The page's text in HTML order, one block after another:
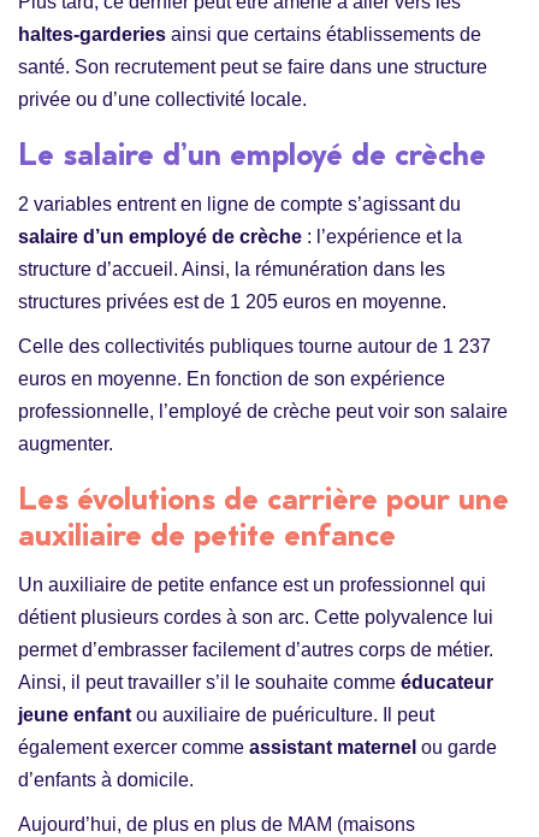
haltes-garderies ainsi que certains établissements de
santé. Son recrutement peut se faire dans une structure
privée ou d’une collectivité locale.
Le salaire d’un employé de crèche
2 variables entrent en ligne de compte s’agissant du
salaire d’un employé de crèche : l’expérience et la
structure d’accueil. Ainsi, la rémunération dans les
structures privées est de 1 205 euros en moyenne.
Celle des collectivités publiques tourne autour de 1 237
euros en moyenne. En fonction de son expérience
professionnelle, l’employé de crèche peut voir son salaire
augmenter.
Les évolutions de carrière pour une
auxiliaire de petite enfance
Un auxiliaire de petite enfance est un professionnel qui
détient plusieurs cordes à son arc. Cette polyvalence lui
permet d’embrasser facilement d’autres corps de métier.
Ainsi, il peut travailler s’il le souhaite comme éducateur
jeune enfant ou auxiliaire de puériculture. Il peut
également exercer comme assistant maternel ou garde
d’enfants à domicile.
Aujourd’hui, de plus en plus de MAM (maisons